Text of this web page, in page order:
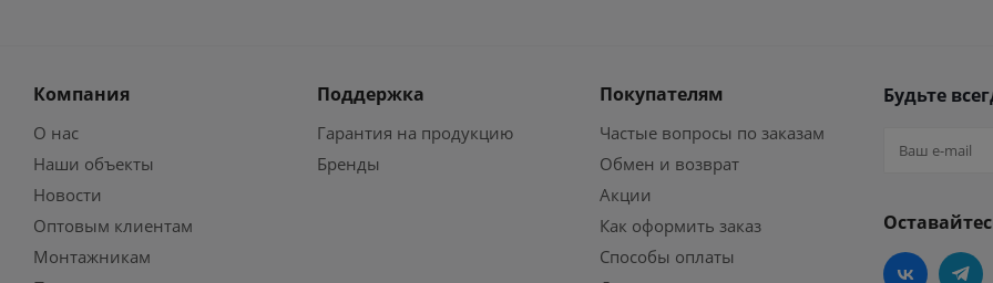
Компания
О нас
Наши объекты
Новости
Оптовым клиентам
Монтажникам
Поддержка
Гарантия на продукцию
Бренды
Покупателям
Частые вопросы по заказам
Обмен и возврат
Акции
Как оформить заказ
Способы оплаты
Будьте